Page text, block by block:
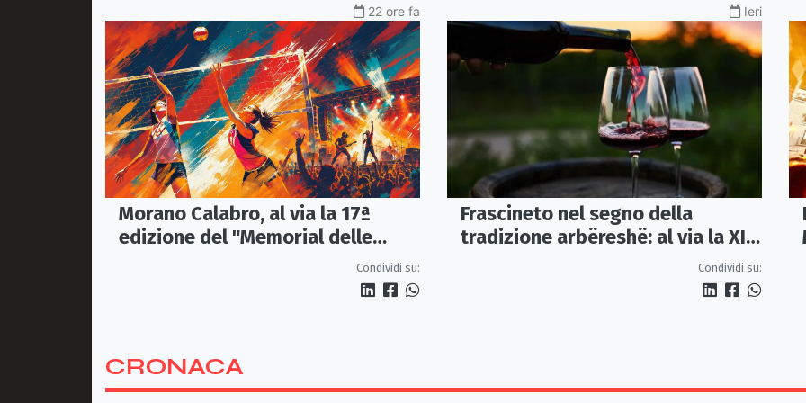
22 ore fa
Morano Calabro, al via la 17ª
edizione del "Memorial delle
Condividi su:
Ieri
Frascineto nel segno della
tradizione arbëreshë: al via la XII
edizione della Festa del VinoCondividi su:
CRONACA